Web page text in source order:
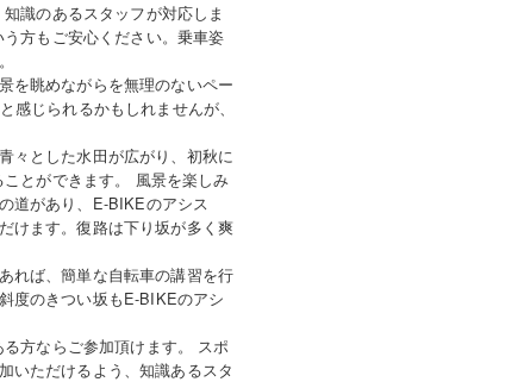
識のあるスタッフが対応しま
方もご安心ください。乗車姿
を眺めながらを無理のないペー
感じられるかもしれませんが、
々とした水田が広がり、初秋に
とができます。 風景を楽しみ
道があり、E-BIKEのアシス
けます。復路は下り坂が多く爽
れば、簡単な自転車の講習を行
度のきつい坂もE-BIKEのアシ
方ならご参加頂けます。 スポ
いただけるよう、知識あるスタ